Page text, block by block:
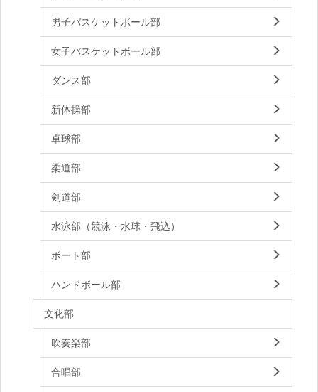
男子バスケットボール部
女子バスケットボール部
ダンス部
新体操部
卓球部
柔道部
剣道部
水泳部（競泳・水球・飛込）
ボート部
ハンドボール部
文化部
吹奏楽部
合唱部